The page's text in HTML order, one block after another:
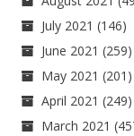
July 2021 (146)
June 2021 (259)
May 2021 (201)
April 2021 (249)
March 2021